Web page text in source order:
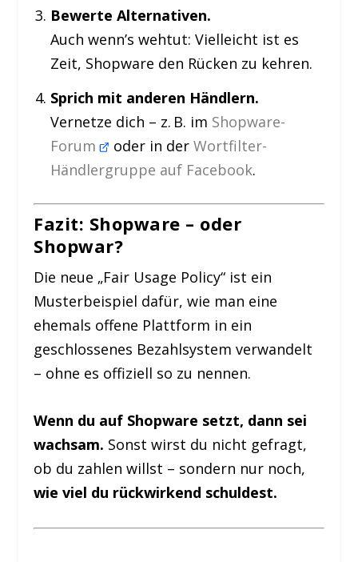
Bewerte Alternativen.
Auch wenn’s wehtut: Vielleicht ist es
Zeit, Shopware den Rücken zu kehren.
Sprich mit anderen Händlern.
Vernetze dich – z. B. im Shopware-
Forum
oder in der Wortfilter-
Händlergruppe auf Facebook.
Fazit: Shopware – oder
Shopwar?
Die neue „Fair Usage Policy“ ist ein
Musterbeispiel dafür, wie man eine
ehemals offene Plattform in ein
geschlossenes Bezahlsystem verwandelt
– ohne es offiziell so zu nennen.
Wenn du auf Shopware setzt, dann sei
wachsam. Sonst wirst du nicht gefragt,
ob du zahlen willst – sondern nur noch,
wie viel du rückwirkend schuldest.